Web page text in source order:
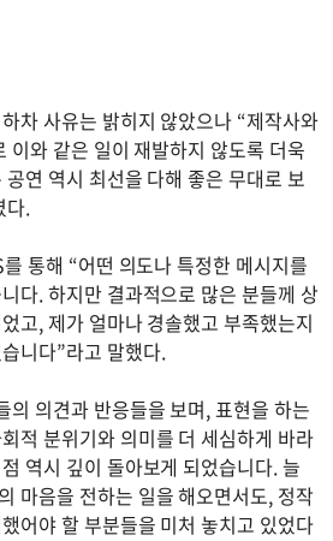
차 사유는 밝히지 않았으나 “제작사와
이와 같은 일이 재발하지 않도록 더욱
연 역시 최선을 다해 좋은 무대로 보
다.
통해 “어떤 의도나 특정한 메시지를
다. 하지만 결과적으로 많은 분들께 상
고, 제가 얼마나 경솔했고 부족했는지
니다”라고 말했다.
의 의견과 반응들을 보며, 표현을 하는
적 분위기와 의미를 더 세심하게 바라
역시 깊이 돌아보게 되었습니다. 늘
마음을 전하는 일을 해오면서도, 정작
어야 할 부분들을 미처 놓치고 있었다